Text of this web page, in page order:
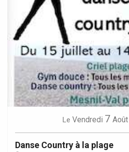
Le Vendredi 7 Août
Danse Country à la plage